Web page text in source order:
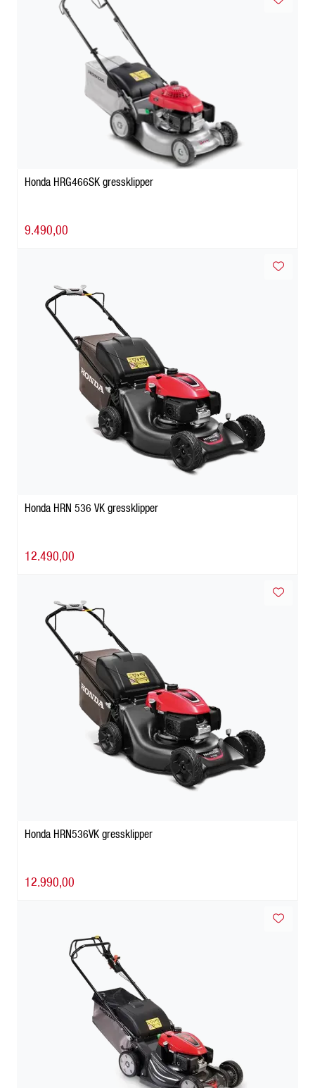
Honda HRG466SK gressklipper
9.490,00
Honda HRN 536 VK gressklipper
12.490,00
Honda HRN536VK gressklipper
12.990,00